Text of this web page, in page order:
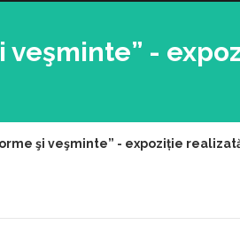
veşminte” -
şi veşminte” - expoziție